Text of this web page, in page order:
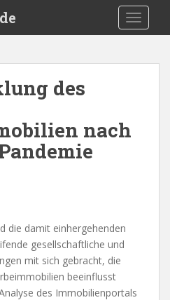
des
nach
die damit einhergehenden
gesellschaftliche und
mit sich gebracht, die
beeinflusst
des Immobilienportals